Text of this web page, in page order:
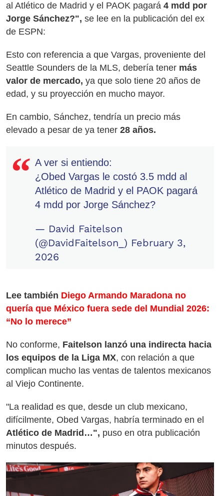
al Atlético de Madrid y el PAOK pagará 4 mdd por
Jorge Sánchez?", se lee en la publicación del ex
de ESPN:
Esto con referencia a que Vargas, proveniente del
Seattle Sounders de la MLS, debería tener más
valor de mercado, ya que solo tiene 20 años de
edad, y su proyección en mucho mayor.
En cambio, Sánchez, tendría un precio más
elevado a pesar de ya tener 28 años.
A ver si entiendo:
¿Obed Vargas le costó 3.5 mdd al
Atlético de Madrid y el PAOK pagará
4 mdd por Jorge Sánchez?
— David Faitelson
(@DavidFaitelson_) February 3,
2026
Lee también Diego Armando Maradona no
quería que México fuera sede del Mundial 2026:
“No lo merece”
No conforme, Faitelson lanzó una indirecta hacia
los equipos de la Liga MX, con relación a que
complican mucho las ventas de talentos mexicanos
al Viejo Continente.
"La realidad es que, desde un club mexicano,
difícilmente, Obed Vargas, habría terminado en el
Atlético de Madrid…", puso en otra publicación
minutos después.